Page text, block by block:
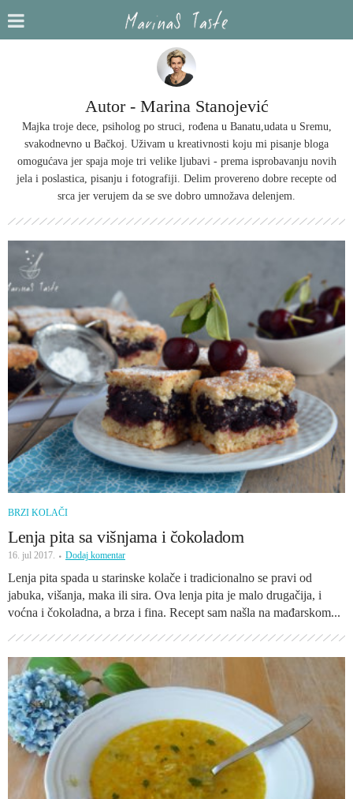
Autor - Marina Stanojević
Majka troje dece, psiholog po struci, rođena u Banatu,udata u Sremu,
svakodnevno u Bačkoj. Uživam u kreativnosti koju mi pisanje bloga
omogućava jer spaja moje tri velike ljubavi - prema isprobavanju novih
jela i poslastica, pisanju i fotografiji. Delim provereno dobre recepte od
srca jer verujem da se sve dobro umnožava delenjem.
BRZI KOLAČI
Lenja pita sa višnjama i čokoladom
16. jul 2017. Dodaj komentar
Lenja pita spada u starinske kolače i tradicionalno se pravi od
jabuka, višanja, maka ili sira. Ova lenja pita je malo drugačija, i
voćna i čokoladna, a brza i fina. Recept sam našla na mađarskom...